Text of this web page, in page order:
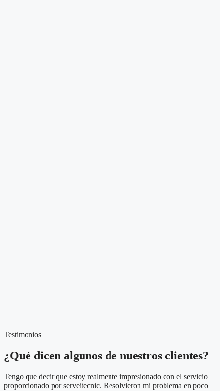
Testimonios
¿Qué dicen algunos de nuestros clientes?
Tengo que decir que estoy realmente impresionado con el servicio
proporcionado por serveitecnic. Resolvieron mi problema en poco